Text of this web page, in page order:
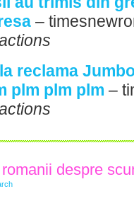
–
reclama
plm plm plm –
despre